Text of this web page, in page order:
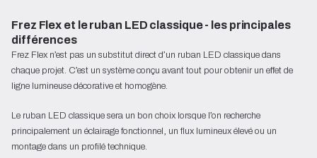
Frez Flex et le ruban LED classique - les principales
différences
Frez Flex n’est pas un substitut direct d’un ruban LED classique dans
chaque projet. C’est un système conçu avant tout pour obtenir un effet de
ligne lumineuse décorative et homogène.
Le ruban LED classique sera un bon choix lorsque l’on recherche
principalement un éclairage fonctionnel, un flux lumineux élevé ou un
montage dans un profilé technique.